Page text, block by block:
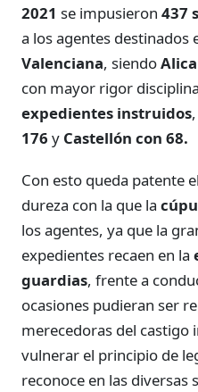
2021 se impusieron 437
a los agentes destinados
Valenciana, siendo
con mayor rigor
expedientes instruidos
176 y Castellón con 68.
Con esto queda patente el
dureza con la que la
los agentes, ya que la
expedientes recaen en la
guardias, frente a
ocasiones pudieran ser
merecedoras del castigo
vulnerar el principio de
reconoce en las diversas